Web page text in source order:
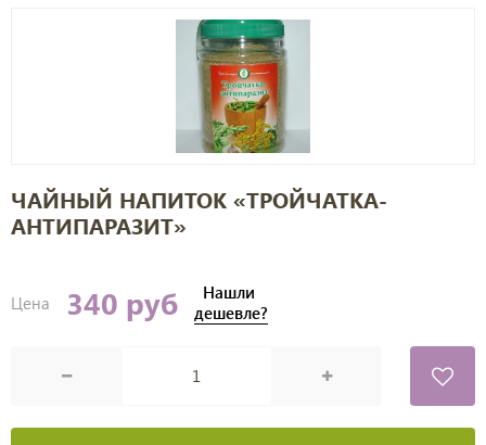
ЧАЙНЫЙ НАПИТОК «ТРОЙЧАТКА-
АНТИПАРАЗИТ»
Цена 340 руб
Нашли
дешевле?